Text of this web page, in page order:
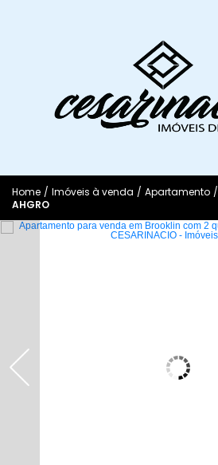
Home / Imóveis à venda / Apartamento /
AHGRO